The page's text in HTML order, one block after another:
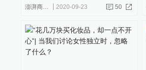
澎湃商学院 2020-09-23 50